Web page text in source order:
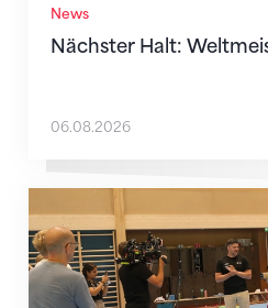
News
Nächster Halt:
06.08.2026
Mit klaren Zielen nach